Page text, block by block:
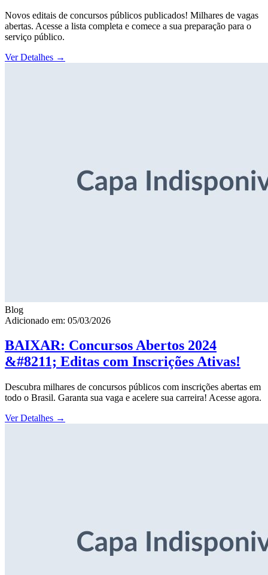
Novos editais de concursos públicos publicados! Milhares de vagas
abertas. Acesse a lista completa e comece a sua preparação para o
serviço público.
Ver Detalhes →
Blog
Adicionado em: 05/03/2026
BAIXAR: Concursos Abertos 2024
&#8211; Editas com Inscrições Ativas!
Descubra milhares de concursos públicos com inscrições abertas em
todo o Brasil. Garanta sua vaga e acelere sua carreira! Acesse agora.
Ver Detalhes →